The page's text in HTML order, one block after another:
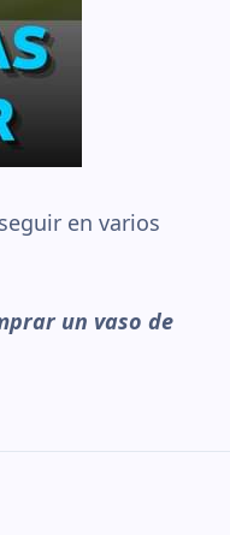
en varios
un vaso de